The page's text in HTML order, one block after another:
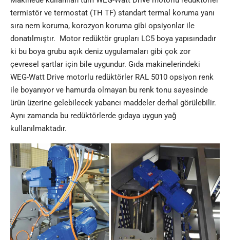
termistör ve termostat (TH TF) standart termal koruma yanı
sıra nem koruma, korozyon koruma gibi opsiyonlar ile
donatılmıştır. Motor redüktör grupları LC5 boya yapısındadır
ki bu boya grubu açık deniz uygulamaları gibi çok zor
çevresel şartlar için bile uygundur. Gıda makinelerindeki
WEG-Watt Drive motorlu redüktörler RAL 5010 opsiyon renk
ile boyanıyor ve hamurda olmayan bu renk tonu sayesinde
ürün üzerine gelebilecek yabancı maddeler derhal görülebilir.
Aynı zamanda bu redüktörlerde gıdaya uygun yağ
kullanılmaktadır.